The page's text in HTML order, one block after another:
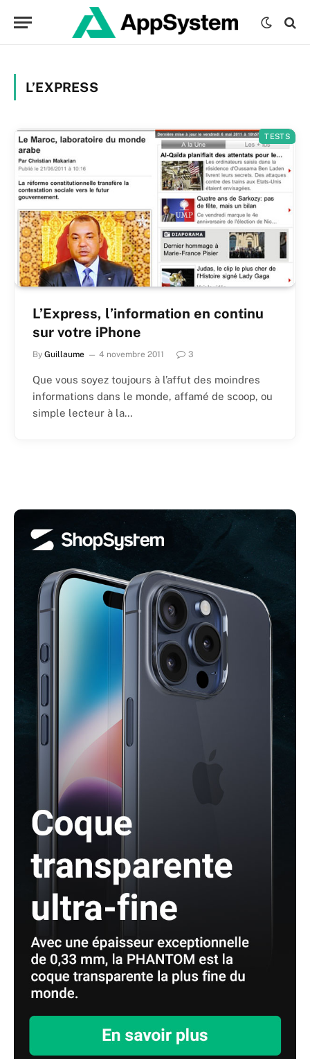
L’EXPRESS
TESTS
L’Express, l’information en continu
sur votre iPhone
By Guillaume 4 novembre 2011 3
Que vous soyez toujours à l’affut des moindres
informations dans le monde, affamé de scoop, ou
simple lecteur à la…